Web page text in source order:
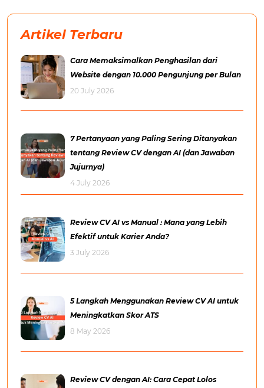
Artikel Terbaru
Cara Memaksimalkan Penghasilan dari
Website dengan 10.000 Pengunjung per Bulan
20 July 2026
7 Pertanyaan yang Paling Sering Ditanyakan
tentang Review CV dengan AI (dan Jawaban
Jujurnya)
4 July 2026
Review CV AI vs Manual : Mana yang Lebih
Efektif untuk Karier Anda?
3 July 2026
5 Langkah Menggunakan Review CV AI untuk
Meningkatkan Skor ATS
8 May 2026
Review CV dengan AI: Cara Cepat Lolos